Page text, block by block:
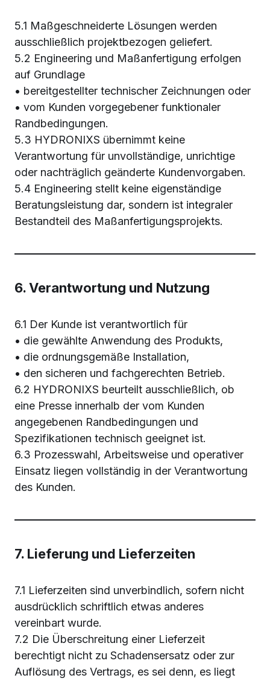
5.1 Maßgeschneiderte Lösungen werden
ausschließlich projektbezogen geliefert.
5.2 Engineering und Maßanfertigung erfolgen
auf Grundlage
• bereitgestellter technischer Zeichnungen oder
• vom Kunden vorgegebener funktionaler
Randbedingungen.
5.3 HYDRONIXS übernimmt keine
Verantwortung für unvollständige, unrichtige
oder nachträglich geänderte Kundenvorgaben.
5.4 Engineering stellt keine eigenständige
Beratungsleistung dar, sondern ist integraler
Bestandteil des Maßanfertigungsprojekts.
6. Verantwortung und Nutzung
6.1 Der Kunde ist verantwortlich für
• die gewählte Anwendung des Produkts,
• die ordnungsgemäße Installation,
• den sicheren und fachgerechten Betrieb.
6.2 HYDRONIXS beurteilt ausschließlich, ob
eine Presse innerhalb der vom Kunden
angegebenen Randbedingungen und
Spezifikationen technisch geeignet ist.
6.3 Prozesswahl, Arbeitsweise und operativer
Einsatz liegen vollständig in der Verantwortung
des Kunden.
7. Lieferung und Lieferzeiten
7.1 Lieferzeiten sind unverbindlich, sofern nicht
ausdrücklich schriftlich etwas anderes
vereinbart wurde.
7.2 Die Überschreitung einer Lieferzeit
berechtigt nicht zu Schadensersatz oder zur
Auflösung des Vertrags, es sei denn, es liegt